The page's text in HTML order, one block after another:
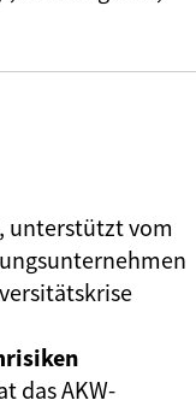
unterstützt vom
das AKW-